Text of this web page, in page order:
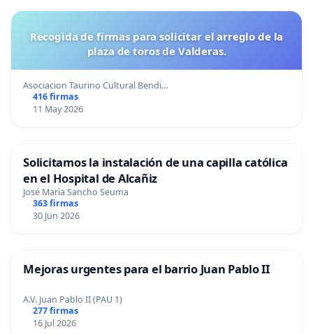
Recogida de firmas para solicitar el arreglo de la
plaza de toros de Valderas.
Asociacion Taurino Cultural Bendi…
416 firmas
11 May 2026
Solicitamos la instalación de una capilla católica
en el Hospital de Alcañiz
José María Sancho Seuma
363 firmas
30 Jun 2026
Mejoras urgentes para el barrio Juan Pablo II
A.V. Juan Pablo II (PAU 1)
277 firmas
16 Jul 2026